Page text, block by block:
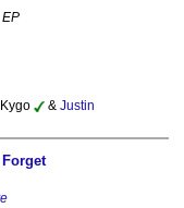
& Justin